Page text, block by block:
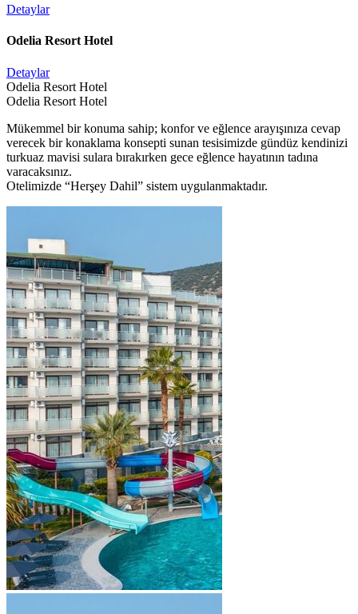
Detaylar
Odelia Resort Hotel
Detaylar
Odelia Resort Hotel
Odelia Resort Hotel
Mükemmel bir konuma sahip; konfor ve eğlence arayışınıza cevap
verecek bir konaklama konsepti sunan tesisimizde gündüz kendinizi
turkuaz mavisi sulara bırakırken gece eğlence hayatının tadına
varacaksınız.
Otelimizde “Herşey Dahil” sistem uygulanmaktadır.